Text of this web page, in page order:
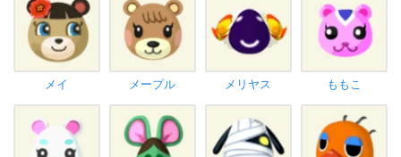
メイ メープル メリヤス ももこ